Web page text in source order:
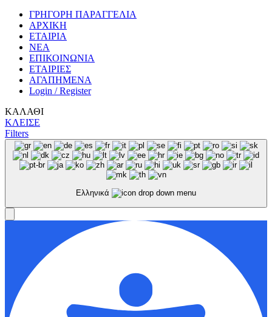
ΓΡΗΓΟΡΗ ΠΑΡΑΓΓΕΛΙΑ
ΑΡΧΙΚΗ
ΕΤΑΙΡΙΑ
ΝΕΑ
ΕΠΙΚΟΙΝΩΝΙΑ
ΕΤΑΙΡΙΕΣ
ΑΓΑΠΗΜΕΝΑ
Login / Register
ΚΑΛΑΘΙ
ΚΛΕΙΣΕ
Filters
Ελληνικά